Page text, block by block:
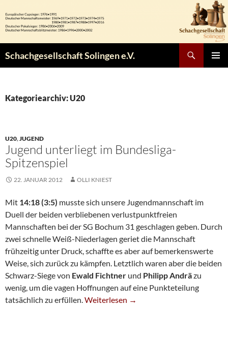
Inhalt
springen
Schachgesellschaft Solingen e.V.
Kategoriearchiv: U20
U20,JUGEND
Jugend unterliegt im Bundesliga-
Spitzenspiel
22. JANUAR 2012 OLLI KNIEST
Mit 14:18 (3:5) musste sich unsere Jugendmannschaft im
Duell der beiden verbliebenen verlustpunktfreien
Mannschaften bei der SG Bochum 31 geschlagen geben. Durch
zwei schnelle Weiß-Niederlagen geriet die Mannschaft
frühzeitig unter Druck, schaffte es aber auf bemerkenswerte
Weise, sich zurück zu kämpfen. Letztlich waren aber die beiden
Schwarz-Siege von Ewald Fichtner und Philipp Andräzu
wenig, um die vagen Hoffnungen auf eine Punkteteilung
tatsächlich zu erfüllen.Jugend Unterliegt Im Bundesliga-
Weiterlesen →